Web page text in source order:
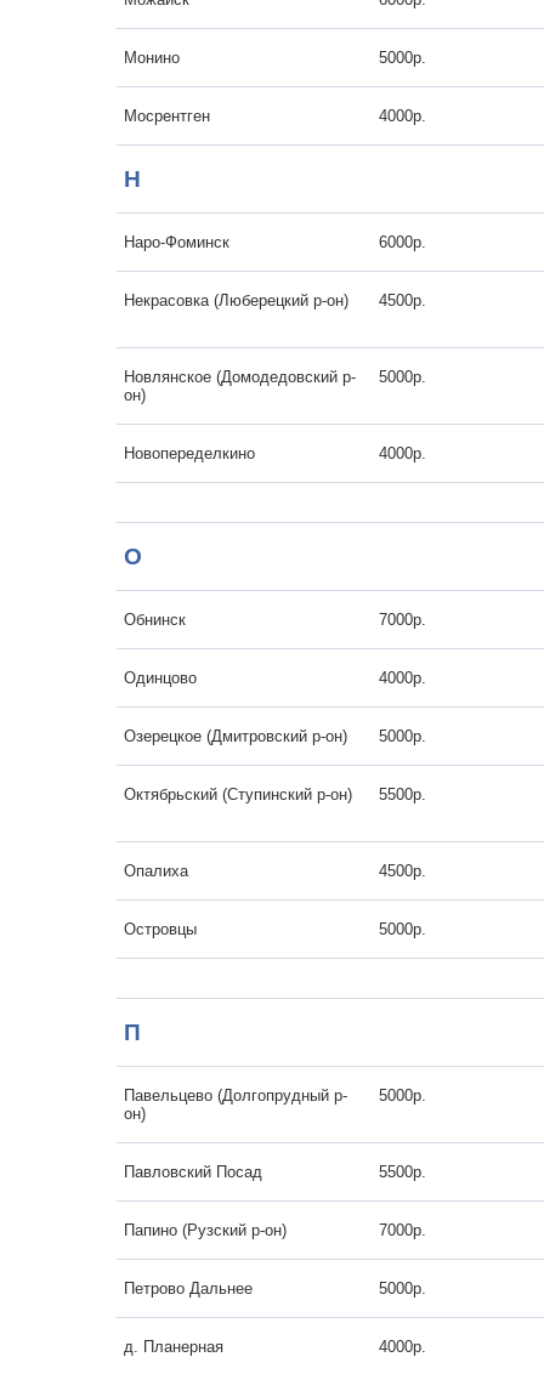
Монино 5000р.
Мосрентген 4000р.
Н
Наро-Фоминск 6000р.
Некрасовка (Люберецкий р-он) 4500р.
Новлянское (Домодедовский р-
он)
5000р.
Новопеределкино 4000р.
О
Обнинск 7000р.
Одинцово 4000р.
Озерецкое (Дмитровский р-он) 5000р.
Октябрьский (Ступинский р-он) 5500р.
Опалиха 4500р.
Островцы 5000р.
П
Павельцево (Долгопрудный р-
он)
5000р.
Павловский Посад 5500р.
Папино (Рузский р-он) 7000р.
Петрово Дальнее 5000р.
д. Планерная 4000р.